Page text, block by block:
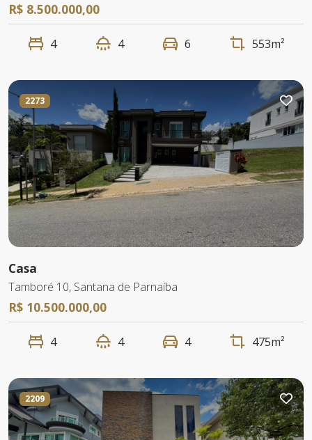
R$ 8.500.000,00
4 4 6 553m²
2273
Casa
Tamboré 10, Santana de Parnaíba
R$ 10.500.000,00
4 4 4 475m²
2209